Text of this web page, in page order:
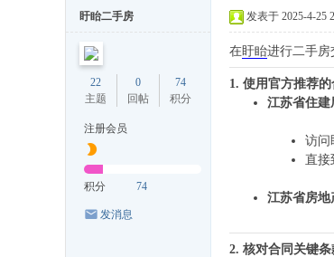
盱眙二手房
22
主题
0
回帖
74
积分
注册会员
积分 74
发消息
发表于 2025-4-25
在盱眙进行二手房
1. 使用官方推荐
江苏省住建
访问
直接
江苏省房地
2. 核对合同关键条